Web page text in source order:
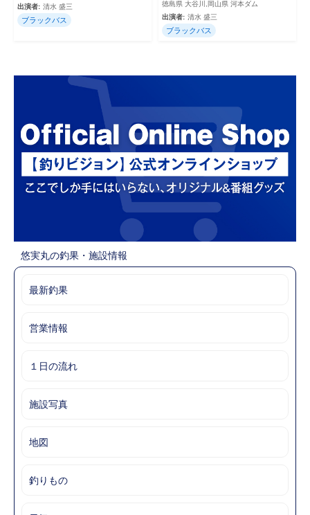
出演者: 清水 盛三
ブラックバス
徳島県 大谷川,岡山県 河本ダム
出演者: 清水 盛三
ブラックバス
悠実丸の釣果・施設情報
最新釣果
営業情報
１日の流れ
施設写真
地図
釣りもの